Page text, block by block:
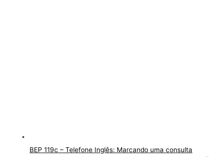
BEP 119c – Telefone Inglês: Marcando uma consulta